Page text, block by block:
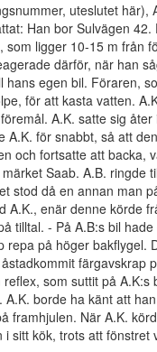
uteslutet här),
Han bor Sulvägen
som ligger 10-15 m från
därför, när han
hans egen bil. Föraren,
för att kasta vatten.
A.K. satte sig
A.K. för snabbt, så att
och fortsatte att backa,
Saab. A.B. ringde
stod då en annan man
A.K., enär denne körde
tilltal. - På A.B:s bil
på höger bakflygel.
färgavskrap
som suttit på A.K:s
borde ha känt att
framhjulen. När A.K.
sitt kök, trots att fönstret